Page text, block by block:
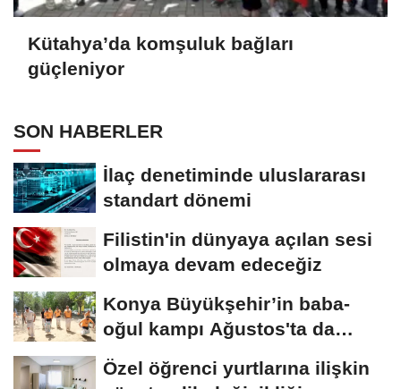
Kütahya’da komşuluk bağları
güçleniyor
SON HABERLER
İlaç denetiminde uluslararası
standart dönemi
Filistin'in dünyaya açılan sesi
olmaya devam edeceğiz
Konya Büyükşehir’in baba-
oğul kampı Ağustos'ta da
sürecek
Özel öğrenci yurtlarına ilişkin